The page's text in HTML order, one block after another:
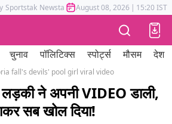
Sportstak Newstak Mumbai Tak Astrotak
August 08, 2026 | 15:20 IST
चुनाव पॉलिटिक्स स्पोर्ट्स मौसम देश
fall's devils' pool girl viral video
ने अपनी VIDEO डाली,
सब खोल दिया!